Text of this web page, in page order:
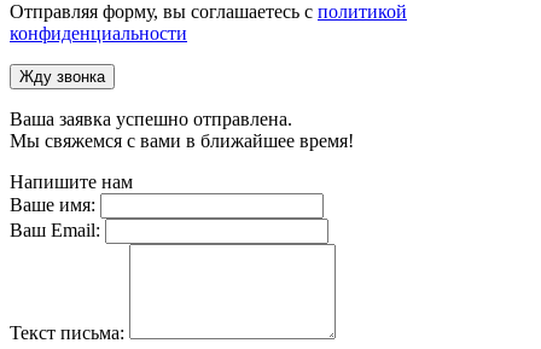
Отправляя форму, вы соглашаетесь с политикой
конфиденциальности
Жду звонка
Ваша заявка успешно отправлена.
Мы свяжемся с вами в ближайшее время!
Напишите нам
Ваше имя:
Ваш Email:
Текст письма: